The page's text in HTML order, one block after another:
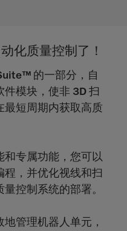
化质量控制了！
的一部分，自
模块，使非 3D 扫
短周期内获取高质
专属功能，您可以
，并优化视线和扫
控制系统的部署。
管理机器人单元，